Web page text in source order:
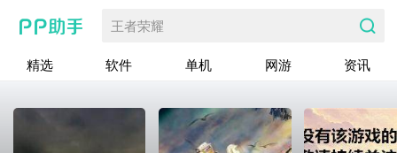
王者荣耀
精选 软件 单机 网游 资讯